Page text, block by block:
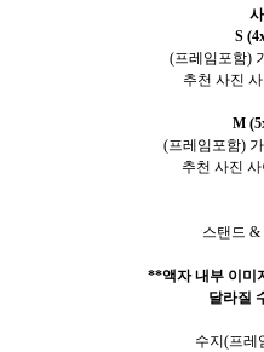
S
(프레임포함)
추천 사진
M
(프레임포함)
추천 사진 사
스탠드 &
**액자 내부 이미
달라질
수지(프레